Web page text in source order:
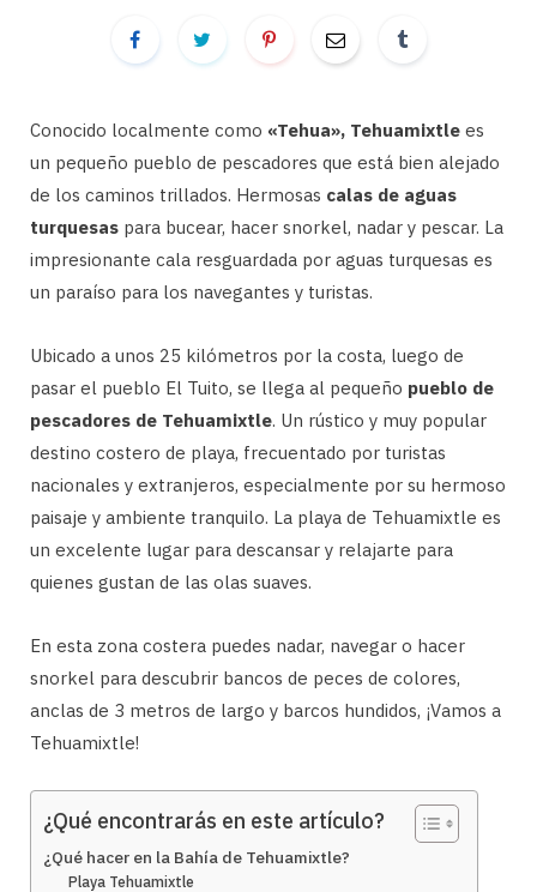
Conocido localmente como «Tehua», Tehuamixtle es
un pequeño pueblo de pescadores que está bien alejado
de los caminos trillados. Hermosas calas de aguas
turquesas para bucear, hacer snorkel, nadar y pescar. La
impresionante cala resguardada por aguas turquesas es
un paraíso para los navegantes y turistas.
Ubicado a unos 25 kilómetros por la costa, luego de
pasar el pueblo El Tuito, se llega al pequeño pueblo de
pescadores de Tehuamixtle. Un rústico y muy popular
destino costero de playa, frecuentado por turistas
nacionales y extranjeros, especialmente por su hermoso
paisaje y ambiente tranquilo. La playa de Tehuamixtle es
un excelente lugar para descansar y relajarte para
quienes gustan de las olas suaves.
En esta zona costera puedes nadar, navegar o hacer
snorkel para descubrir bancos de peces de colores,
anclas de 3 metros de largo y barcos hundidos, ¡Vamos a
Tehuamixtle!
¿Qué encontrarás en este artículo?
¿Qué hacer en la Bahía de Tehuamixtle?
Playa Tehuamixtle